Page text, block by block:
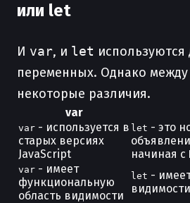
или let
И var, и let
переменных. Однако между
некоторые различия.
var
var - используется в
старых версиях
JavaScript
let - это
начиная с
var - имеет
функциональную
область видимости
let -
видимости